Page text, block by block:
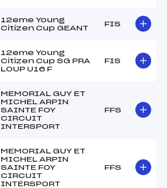
12eme Young
Citizen Cup GEANT
FIS
12eme Young
Citizen Cup SG PRA
LOUP U16 F
FIS
MEMORIAL GUY ET
MICHEL ARPIN
SAINTE FOY
CIRCUIT
INTERSPORT
FFS
MEMORIAL GUY ET
MICHEL ARPIN
SAINTE FOY
CIRCUIT
INTERSPORT
FFS